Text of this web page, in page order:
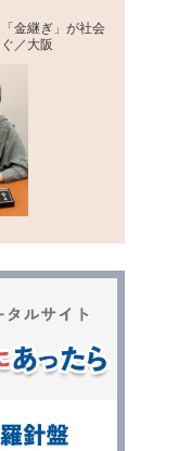
金継ぎ」が社会
／大阪